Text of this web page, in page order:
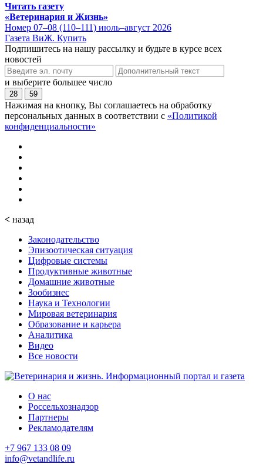
Читать газету
«Ветеринария и Жизнь»
Номер 07–08 (110–111) июль–август 2026
Газета ВиЖ. Купить
Подпишитесь на нашу рассылку и будьте в курсе всех
новостей
и выберите большее число
28 59
Нажимая на кнопку, Вы соглашаетесь на обработку
персональных данных в соответствии с «Политикой
конфиденциальности»
< назад
Законодательство
Эпизоотическая ситуация
Цифровые системы
Продуктивные животные
Домашние животные
Зообизнес
Наука и Технологии
Мировая ветеринария
Образование и карьера
Аналитика
Видео
Все новости
О нас
Россельхознадзор
Партнеры
Рекламодателям
+7 967 133 08 09
info@vetandlife.ru